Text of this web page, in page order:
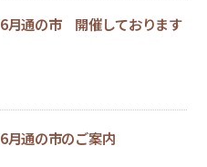
6月通の市 開催しております
6月通の市のご案内